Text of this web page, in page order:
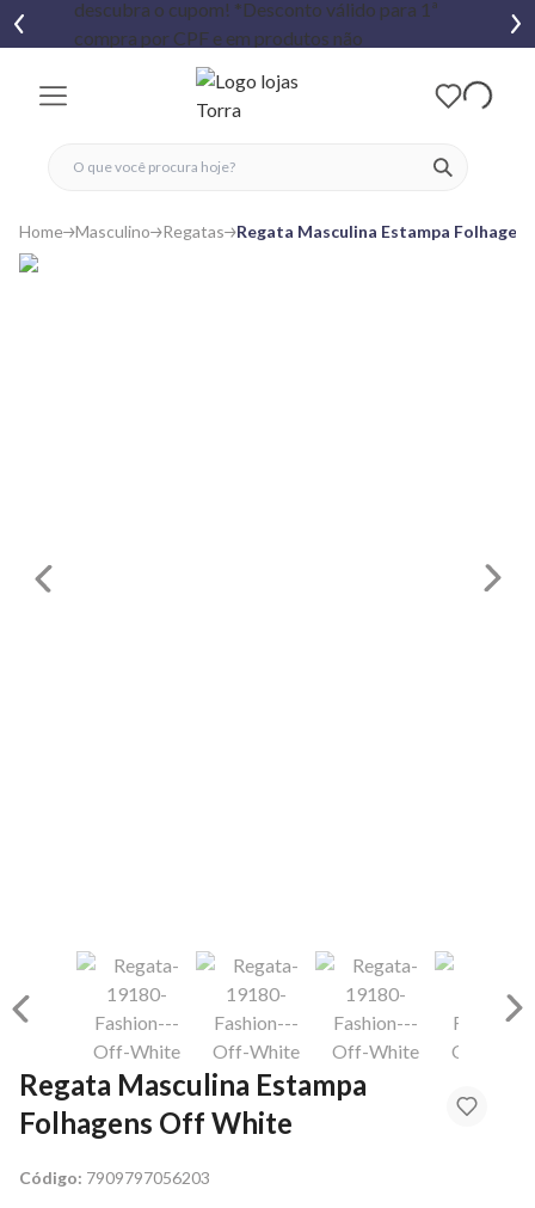
ver
fechar menu
fechar menu
favoritos
Home Masculino Regatas Regata Masculina Estampa
Regata Masculina Estampa
Folhagens Off White
Código: 7909797056203